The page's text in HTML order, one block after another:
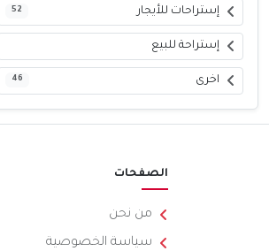
إستراحات للأيجار 52
إستراحة للبيع
اخرى 46
الصفحات
من نحن
سياسة الخصوصية